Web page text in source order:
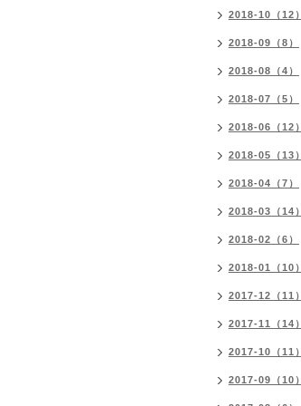
2018-10（12）
2018-09（8）
2018-08（4）
2018-07（5）
2018-06（12）
2018-05（13）
2018-04（7）
2018-03（14）
2018-02（6）
2018-01（10）
2017-12（11）
2017-11（14）
2017-10（11）
2017-09（10）